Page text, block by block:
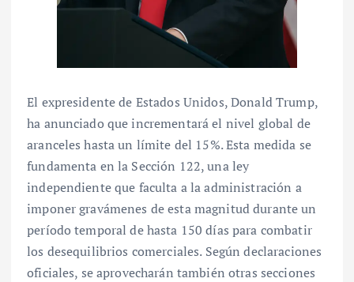
El expresidente de Estados Unidos, Donald Trump,
ha anunciado que incrementará el nivel global de
aranceles hasta un límite del 15%. Esta medida se
fundamenta en la Sección 122, una ley
independiente que faculta a la administración a
imponer gravámenes de esta magnitud durante un
período temporal de hasta 150 días para combatir
los desequilibrios comerciales. Según declaraciones
oficiales, se aprovecharán también otras secciones